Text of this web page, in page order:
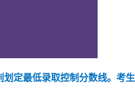
定最低录取控制分数线。考